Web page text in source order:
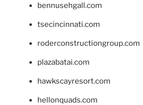
bennusehgall.com
tsecincinnati.com
roderconstructiongroup.com
plazabatai.com
hawkscayresort.com
hellonquads.com